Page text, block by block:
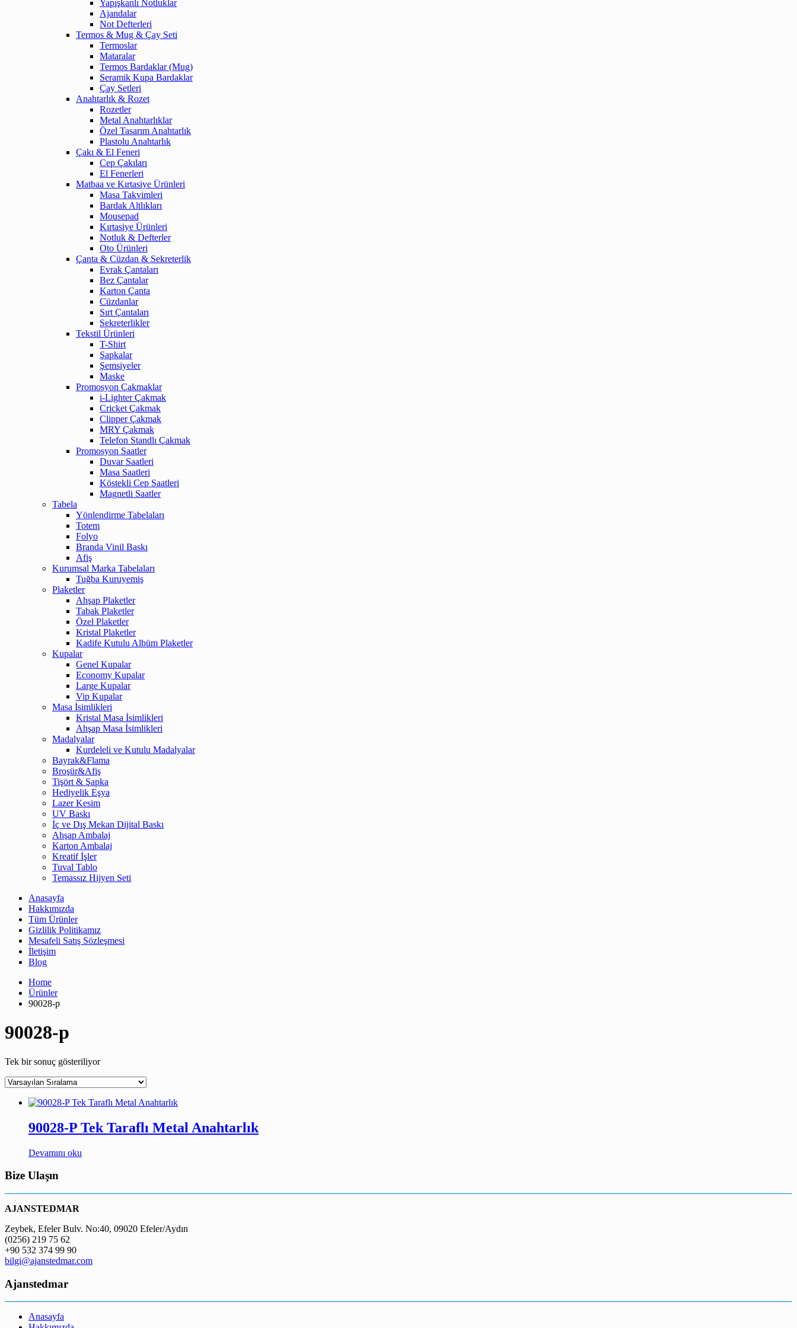
Yapışkanlı Notluklar
Ajandalar
Not Defterleri
Termos & Mug & Çay Seti
Termoslar
Mataralar
Termos Bardaklar (Mug)
Seramik Kupa Bardaklar
Çay Setleri
Anahtarlık & Rozet
Rozetler
Metal Anahtarlıklar
Özel Tasarım Anahtarlık
Plastolu Anahtarlık
Çakı & El Feneri
Cep Çakıları
El Fenerleri
Matbaa ve Kırtasiye Ürünleri
Masa Takvimleri
Bardak Altlıkları
Mousepad
Kırtasiye Ürünleri
Notluk & Defterler
Oto Ürünleri
Çanta & Cüzdan & Sekreterlik
Evrak Çantaları
Bez Çantalar
Karton Çanta
Cüzdanlar
Sırt Çantaları
Sekreterlikler
Tekstil Ürünleri
T-Shirt
Şapkalar
Şemsiyeler
Maske
Promosyon Çakmaklar
i-Lighter Çakmak
Cricket Çakmak
Clipper Çakmak
MRY Çakmak
Telefon Standlı Çakmak
Promosyon Saatler
Duvar Saatleri
Masa Saatleri
Köstekli Cep Saatleri
Magnetli Saatler
Tabela
Yönlendirme Tabelaları
Totem
Folyo
Branda Vinil Baskı
Afiş
Kurumsal Marka Tabelaları
Tuğba Kuruyemiş
Plaketler
Ahşap Plaketler
Tabak Plaketler
Özel Plaketler
Kristal Plaketler
Kadife Kutulu Albüm Plaketler
Kupalar
Genel Kupalar
Economy Kupalar
Large Kupalar
Vip Kupalar
Masa İsimlikleri
Kristal Masa İsimlikleri
Ahşap Masa İsimlikleri
Madalyalar
Kurdeleli ve Kutulu Madalyalar
Bayrak&Flama
Broşür&Afiş
Tişört & Şapka
Hediyelik Eşya
Lazer Kesim
UV Baskı
İç ve Dış Mekan Dijital Baskı
Ahşap Ambalaj
Karton Ambalaj
Kreatif İşler
Tuval Tablo
Temassız Hijyen Seti
Anasayfa
Hakkımızda
Tüm Ürünler
Gizlilik Politikamız
Mesafeli Satış Sözleşmesi
İletişim
Blog
Home
Ürünler
90028-p
90028-p
Tek bir sonuç gösteriliyor
90028-P Tek Taraflı Metal Anahtarlık
Devamını oku
Bize Ulaşın
AJANSTEDMAR
Zeybek, Efeler Bulv. No:40, 09020 Efeler/Aydın
(0256) 219 75 62
+90 532 374 99 90
bilgi@ajanstedmar.com
Ajanstedmar
Anasayfa